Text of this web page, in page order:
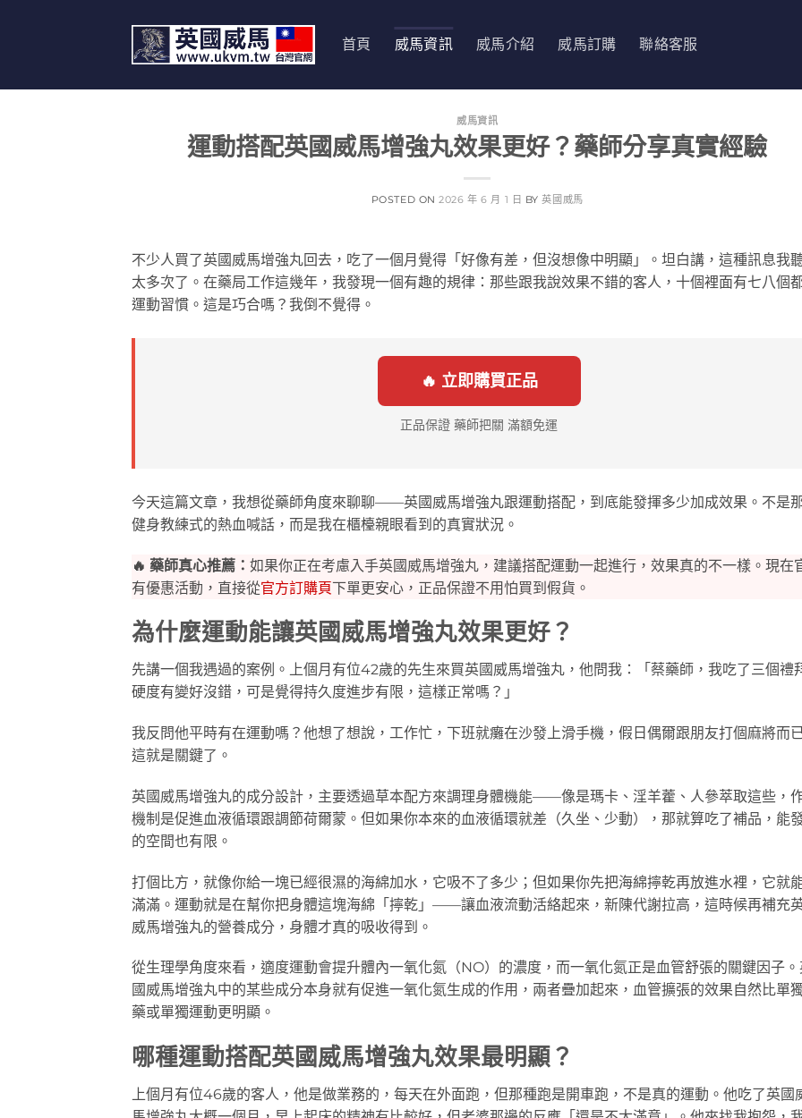
首頁 威馬資訊 威馬介紹 威馬訂購 聯絡客服
威馬資訊
運動搭配英國威馬增強丸效果更好？藥師分享真實經驗
POSTED ON2026 年 6 月 1 日 BY英國威馬
不少人買了英國威馬增強丸回去，吃了一個月覺得「好像有差，但沒想像中明顯」。坦白講，這種訊息我
太多次了。在藥局工作這幾年，我發現一個有趣的規律：那些跟我說效果不錯的客人，十個裡面有七八個
運動習慣。這是巧合嗎？我倒不覺得。
🔥 立即購買正品
正品保證 藥師把關 滿額免運
今天這篇文章，我想從藥師角度來聊聊——英國威馬增強丸跟運動搭配，到底能發揮多少加成效果。不是
健身教練式的熱血喊話，而是我在櫃檯親眼看到的真實狀況。
🔥 藥師真心推薦： 如果你正在考慮入手英國威馬增強丸，建議搭配運動一起進行，效果真的不一樣。現在
有優惠活動，直接從官方訂購頁下單更安心，正品保證不用怕買到假貨。
為什麼運動能讓英國威馬增強丸效果更好？
先講一個我遇過的案例。上個月有位42歲的先生來買英國威馬增強丸，他問我：「蔡藥師，我吃了三個禮
硬度有變好沒錯，可是覺得持久度進步有限，這樣正常嗎？」
我反問他平時有在運動嗎？他想了想說，工作忙，下班就癱在沙發上滑手機，假日偶爾跟朋友打個麻將而
這就是關鍵了。
英國威馬增強丸的成分設計，主要透過草本配方來調理身體機能——像是瑪卡、淫羊藿、人參萃取這些，
機制是促進血液循環跟調節荷爾蒙。但如果你本來的血液循環就差（久坐、少動），那就算吃了補品，能
的空間也有限。
打個比方，就像你給一塊已經很濕的海綿加水，它吸不了多少；但如果你先把海綿擰乾再放進水裡，它就
滿滿。運動就是在幫你把身體這塊海綿「擰乾」——讓血液流動活絡起來，新陳代謝拉高，這時候再補充
威馬增強丸的營養成分，身體才真的吸收得到。
從生理學角度來看，適度運動會提升體內一氧化氮（NO）的濃度，而一氧化氮正是血管舒張的關鍵因子
國威馬增強丸中的某些成分本身就有促進一氧化氮生成的作用，兩者疊加起來，血管擴張的效果自然比單
藥或單獨運動更明顯。
哪種運動搭配英國威馬增強丸效果最明顯？
上個月有位46歲的客人，他是做業務的，每天在外面跑，但那種跑是開車跑，不是真的運動。他吃了英國